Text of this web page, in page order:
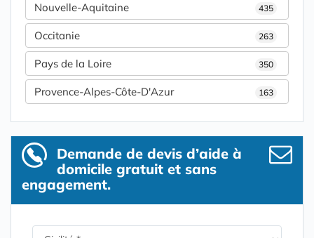
Nouvelle-Aquitaine 435
Occitanie 263
Pays de la Loire 350
Provence-Alpes-Côte-D'Azur 163
Demande de devis d’aide à
domicile gratuit et sans
engagement.